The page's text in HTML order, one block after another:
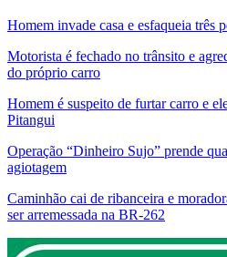
Homem invade casa e esfaqueia três
Motorista é fechado no trânsito e
do próprio carro
Homem é suspeito de furtar carro e
Pitangui
Operação “Dinheiro Sujo” prende
agiotagem
Caminhão cai de ribanceira e
ser arremessada na BR-262